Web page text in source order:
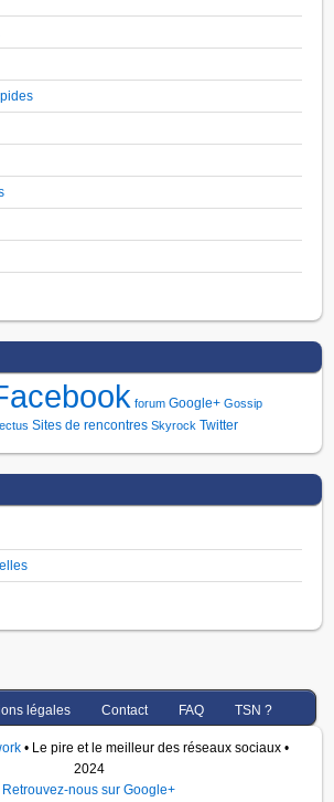
forum Google+ Gossip
Sites de rencontres Skyrock Twitter
légales Contact FAQ TSN ?
• Le pire et le meilleur des réseaux sociaux •
2024
Retrouvez-nous sur Google+